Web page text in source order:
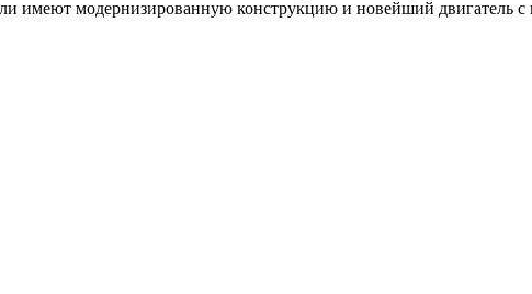
имеют модернизированную конструкцию и новейший двигатель